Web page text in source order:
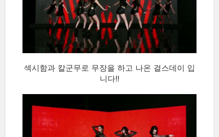
섹시함과 칼군무로 무장을 하고 나온 걸스데이 입
니다!!